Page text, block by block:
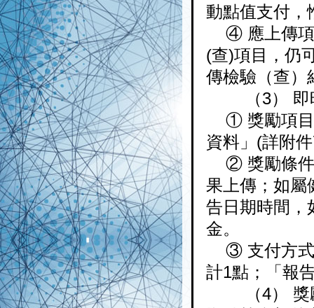
動點值支付，
④ 應上傳項
(查)項目，仍
傳檢驗（查）
（3） 即時
① 獎勵項目
資料」(詳附
② 獎勵條件
果上傳；如屬
告日期時間，
金。
③ 支付方式
計1點；「報
（4） 獎勵